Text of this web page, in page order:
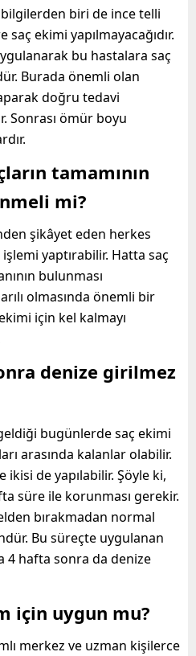
bilgilerden biri de ince telli
ekimi yapılmayacağıdır.
bu hastalara saç
Burada önemli olan
doğru tedavi
Sonrası ömür boyu
tamamının
mi?
şikâyet eden herkes
yaptırabilir. Hatta saç
bulunması
olmasında önemli bir
için kel kalmayı
denize girilmez
bugünlerde saç ekimi
arasında kalanlar olabilir.
de yapılabilir. Şöyle ki,
süre ile korunması gerekir.
bırakmadan normal
Bu süreçte uygulanan
4 hafta sonra da denize
için uygun mu?
merkez ve uzman kişilerce